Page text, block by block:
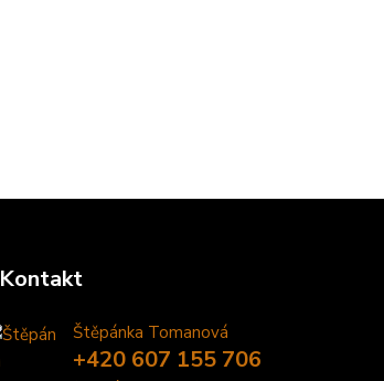
Kontakt
Štěpánka Tomanová
+420 607 155 706